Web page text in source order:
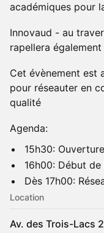
académiques pour
Innovaud - au
rapellera
Cet évènement est
pour réseauter en
qualité
Agenda:
15h30:
16h00: Début
Dès 17h00:
Location
Av. des Trois-Lacs